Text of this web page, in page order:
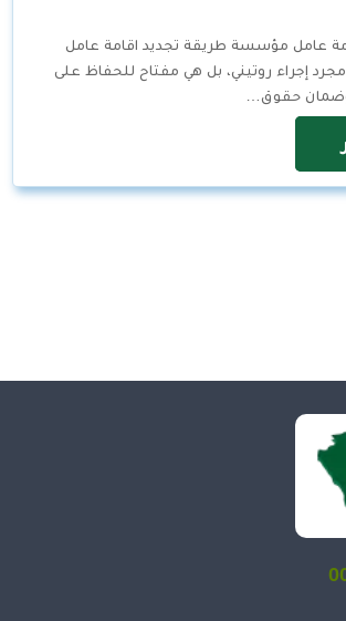
عامل مؤسسة طريقة تجديد اقامة عامل
إجراء روتيني، بل هي مفتاح للحفاظ على
حقوق…